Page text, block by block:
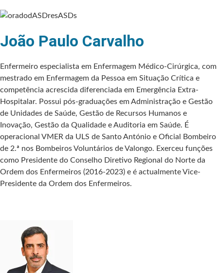
João Paulo Carvalho
Enfermeiro especialista em Enfermagem Médico-Cirúrgica, com
mestrado em Enfermagem da Pessoa em Situação Crítica e
competência acrescida diferenciada em Emergência Extra-
Hospitalar. Possui pós-graduações em Administração e Gestão
de Unidades de Saúde, Gestão de Recursos Humanos e
Inovação, Gestão da Qualidade e Auditoria em Saúde. É
operacional VMER da ULS de Santo António e Oficial Bombeiro
de 2.ª nos Bombeiros Voluntários de Valongo. Exerceu funções
como Presidente do Conselho Diretivo Regional do Norte da
Ordem dos Enfermeiros (2016-2023) e é actualmente Vice-
Presidente da Ordem dos Enfermeiros.